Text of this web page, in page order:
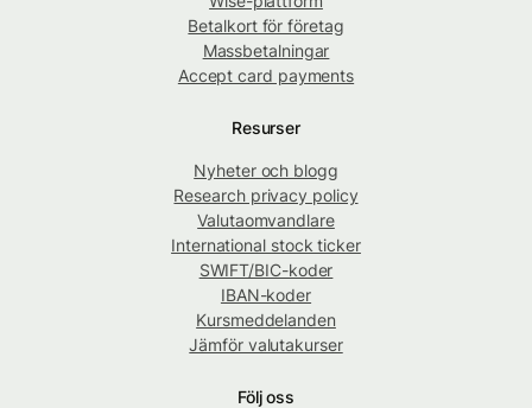
Betalkort för företag
Massbetalningar
Accept card payments
Resurser
Nyheter och blogg
Research privacy policy
Valutaomvandlare
International stock ticker
SWIFT/BIC-koder
IBAN-koder
Kursmeddelanden
Jämför valutakurser
Följ oss